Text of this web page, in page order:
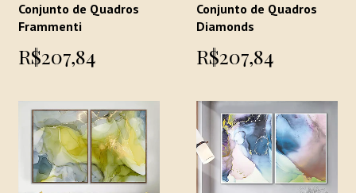
Conjunto de Quadros
Frammenti
R$207,84
Conjunto de Quadros
Diamonds
R$207,84